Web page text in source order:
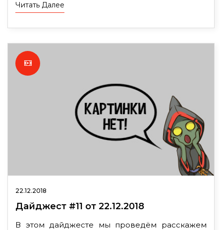
Читать Далее
22.12.2018
Дайджест #11 от 22.12.2018
В этом дайджесте мы проведём расскажем